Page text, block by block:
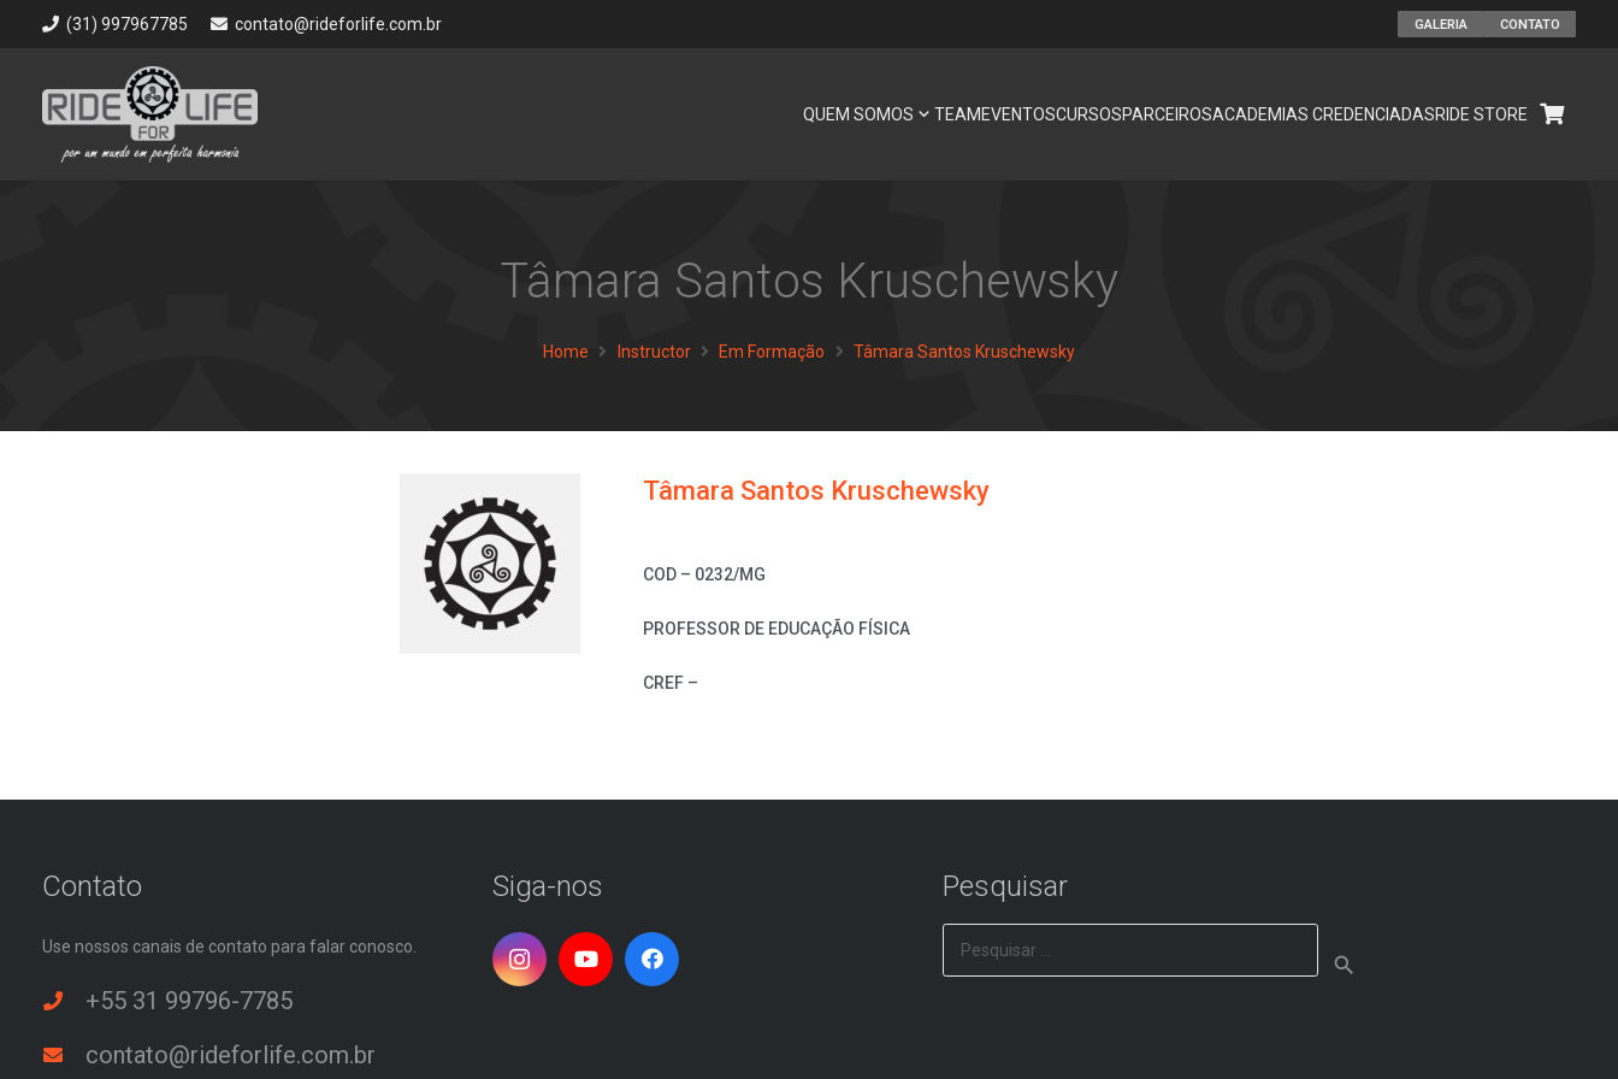
(31) 997967785 contato@rideforlife.com.br GALERIA CONTATO
QUEM SOMOS TEAM EVENTOSCURSOSPARCEIROSACADEMIAS CREDENCIADASRIDE STORE
Tâmara Santos Kruschewsky
Home Instructor Em Formação Tâmara Santos Kruschewsky
Tâmara Santos Kruschewsky
COD – 0232/MG
PROFESSOR DE EDUCAÇÃO FÍSICA
CREF –
Contato
Use nossos canais de contato para falar conosco.
+55 31 99796-7785
contato@rideforlife.com.br
Siga-nos Pesquisar